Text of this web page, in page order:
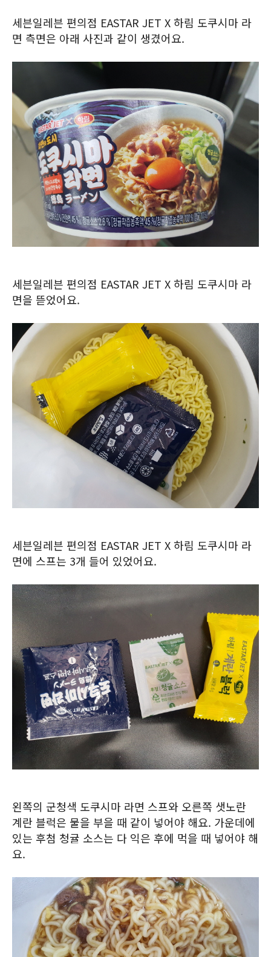
세븐일레븐 편의점 EASTAR JET X 하림 도쿠시마 라
면 측면은 아래 사진과 같이 생겼어요.
세븐일레븐 편의점 EASTAR JET X 하림 도쿠시마 라
면을 뜯었어요.
세븐일레븐 편의점 EASTAR JET X 하림 도쿠시마 라
면에 스프는 3개 들어 있었어요.
왼쪽의 군청색 도쿠시마 라면 스프와 오른쪽 샛노란
계란 블럭은 물을 부을 때 같이 넣어야 해요. 가운데에
있는 후첨 청귤 소스는 다 익은 후에 먹을 때 넣어야 해
요.